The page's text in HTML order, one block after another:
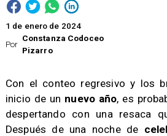
Por
Constanza Codoceo
Pizarro
1 de enero de 2024
​Con el conteo regresivo y los
inicio de un nuevo año, es
despertando con una resaca
Después de una noche de